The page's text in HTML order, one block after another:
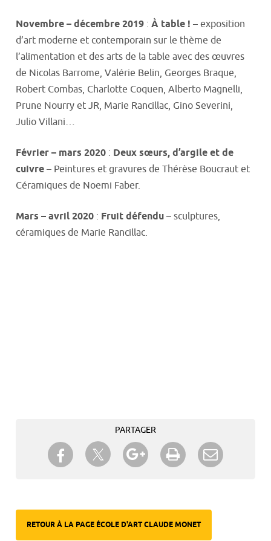
Novembre – décembre 2019 : À table ! – exposition
d’art moderne et contemporain sur le thème de
l’alimentation et des arts de la table avec des œuvres
de Nicolas Barrome, Valérie Belin, Georges Braque,
Robert Combas, Charlotte Coquen, Alberto Magnelli,
Prune Nourry et JR, Marie Rancillac, Gino Severini,
Julio Villani…
Février – mars 2020 : Deux sœurs, d’argile et de
cuivre – Peintures et gravures de Thérèse Boucraut et
Céramiques de Noemi Faber.
Mars – avril 2020 : Fruit défendu – sculptures,
céramiques de Marie Rancillac.
PARTAGER
Partager sur Facebook
Partager sur TwitterPartager sur Google+
Imprimer
RETOUR À LA PAGE ÉCOLE D'ART CLAUDE MONET